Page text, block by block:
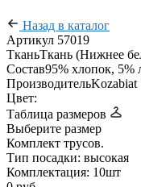
Назад в каталог
Артикул 57019
ТканьТкань (Нижнее
Состав95% хлопок, 5%
ПроизводительKozabiat
Цвет:
Таблица размеров
Выберите размер
Комплект трусов.
Тип посадки: высокая
Комплектация: 10шт